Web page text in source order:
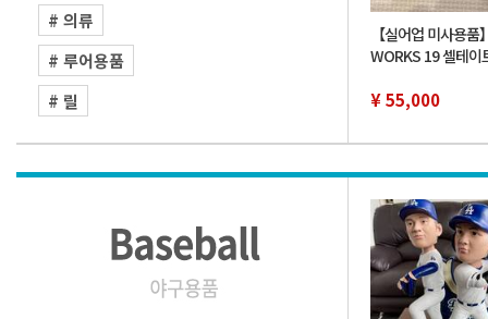
# 의류
# 루어용품
# 릴
【실어업 미사용
WORKS 19 셀테이
사용품 다이와 SLP
¥ 55,000